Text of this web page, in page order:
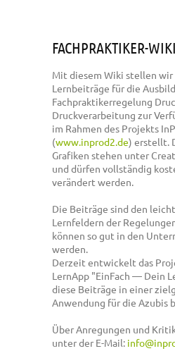
FACHPRAKTIKER-WIKI
Mit diesem Wiki stellen
Lernbeiträge für die
Fachpraktikerregelung
Druckverarbeitung zur
im Rahmen des Projekts
(www.inprod2.de) erstellt.
Grafiken stehen unter
und dürfen vollständig
verändert werden.
Die Beiträge sind den
Lernfeldern der
können so gut in den
werden.
Derzeit entwickelt das
LernApp "EinFach — Dein
diese Beiträge in einer
Anwendung für die Azubis
Über Anregungen und
unter der E-Mail: